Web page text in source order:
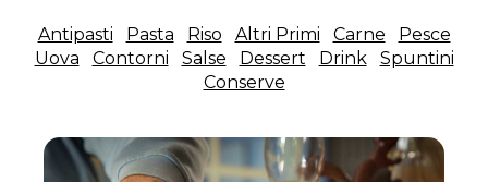
Antipasti Pasta Riso Altri Primi Carne
Pesce
Uova
Contorni Salse Dessert Drink
Spuntini
Conserve